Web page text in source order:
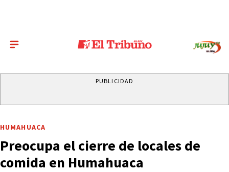
PUBLICIDAD
HUMAHUACA
Preocupa el cierre de locales de
comida en Humahuaca